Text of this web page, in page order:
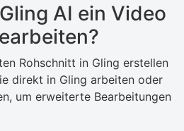
AI ein Video
Rohschnitt in Gling erstellen
direkt in Gling arbeiten oder
um erweiterte Bearbeitungen